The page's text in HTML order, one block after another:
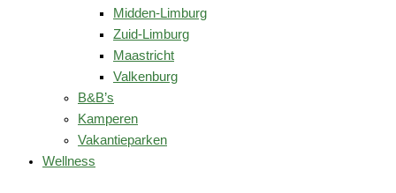
Midden-Limburg
Zuid-Limburg
Maastricht
Valkenburg
B&B’s
Kamperen
Vakantieparken
Wellness